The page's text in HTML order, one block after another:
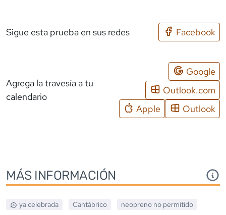
Sigue esta prueba en sus redes Facebook
Agrega la travesía a tu
calendario
Google
Outlook.com
Apple
Outlook
MÁS INFORMACIÓN
ya celebrada Cantábrico neopreno no permitido